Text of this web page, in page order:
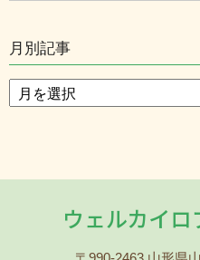
月別記事
ウェルカイ